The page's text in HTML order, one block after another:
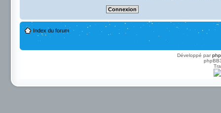
Index du forum
Développé par